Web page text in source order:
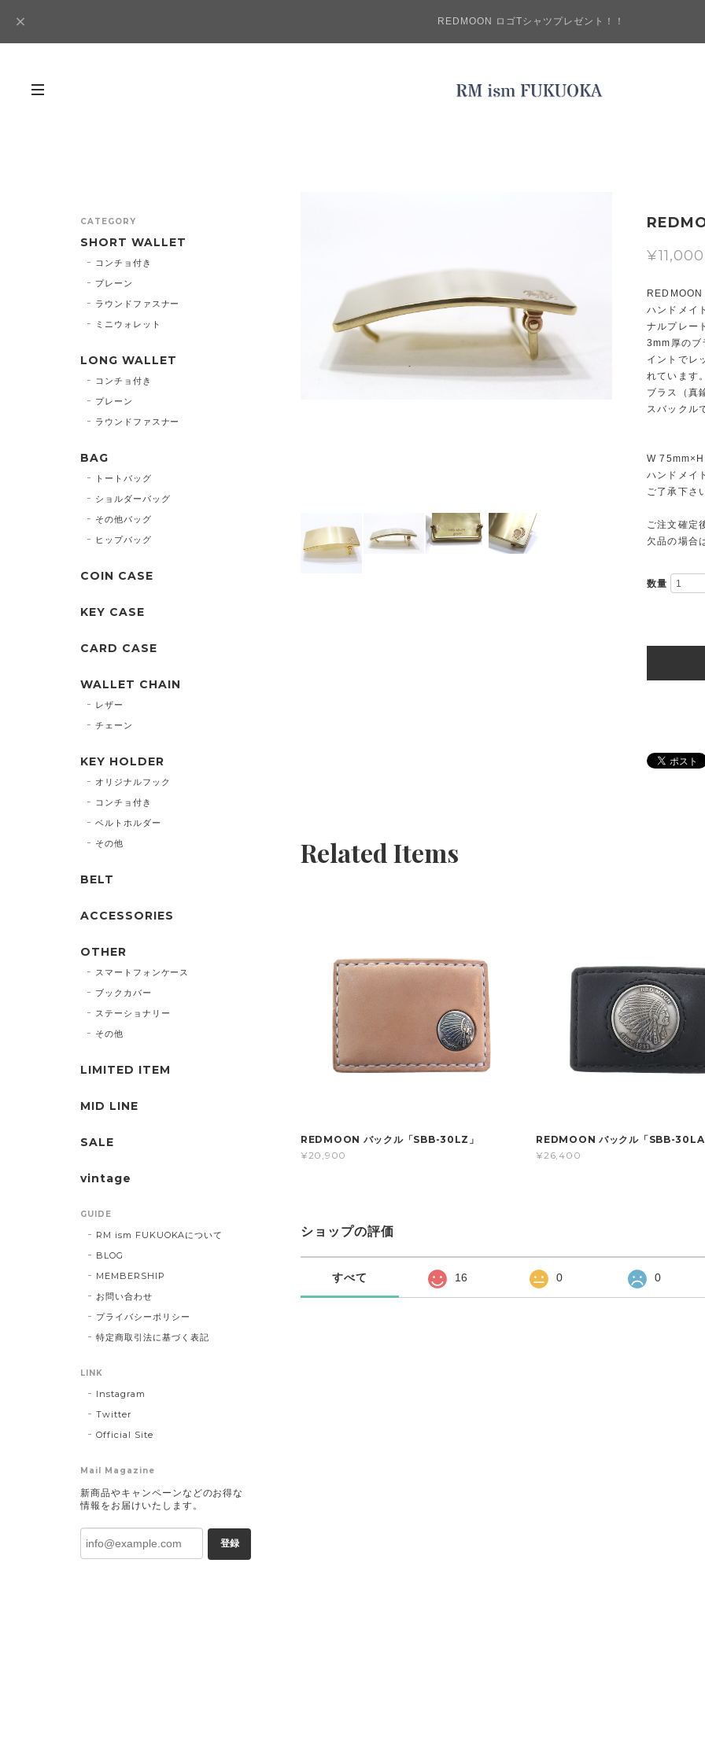
REDMOON ロゴTシャツプレゼント！！
¥11,000
ハンドメイ
ナルプレー
3mm厚のブ
イントでレ
れています
ブラス（真
スバックル
W
ハンドメイ
ご了承下さ
ご注文確定
欠品の場合
数量
Related Items
REDMOON バックル「SBB-30LZ」
¥20,900
REDMOON バックル「SBB-
¥26,400
ショップの評価
すべて 16 0 0
CATEGORY
SHORT WALLET
コンチョ付き
プレーン
ラウンドファスナー
ミニウォレット
LONG WALLET
コンチョ付き
プレーン
ラウンドファスナー
BAG
トートバッグ
ショルダーバッグ
その他バッグ
ヒップバッグ
COIN CASE
KEY CASE
CARD CASE
WALLET CHAIN
レザー
チェーン
KEY HOLDER
オリジナルフック
コンチョ付き
ベルトホルダー
その他
BELT
ACCESSORIES
OTHER
スマートフォンケース
ブックカバー
ステーショナリー
その他
LIMITED ITEM
MID LINE
SALE
vintage
GUIDE
RM ism FUKUOKAについて
BLOG
MEMBERSHIP
お問い合わせ
プライバシーポリシー
特定商取引法に基づく表記
LINK
Instagram
Twitter
Official Site
Mail Magazine
新商品やキャンペーンなどのお得な
情報をお届けいたします。
登録